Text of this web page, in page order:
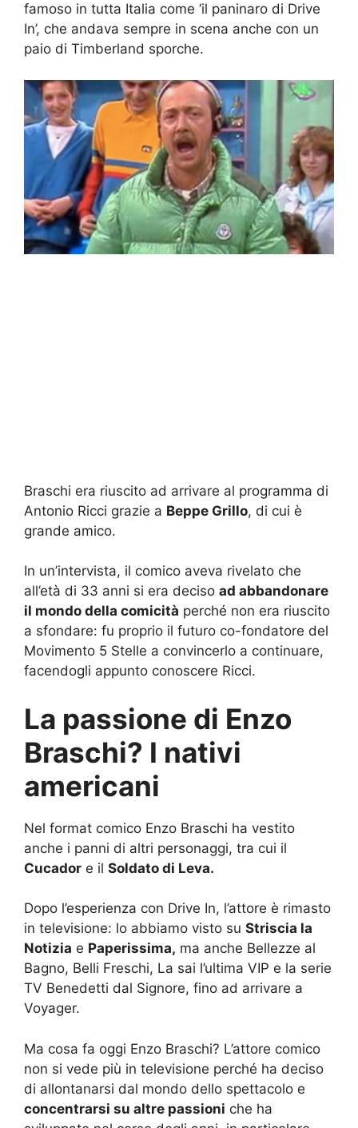
famoso in tutta Italia come ‘il paninaro di Drive
In’, che andava sempre in scena anche con un
paio di Timberland sporche.
Braschi era riuscito ad arrivare al programma di
Antonio Ricci grazie a Beppe Grillo, di cui è
grande amico.
In un’intervista, il comico aveva rivelato che
all’età di 33 anni si era deciso ad abbandonare
il mondo della comicità perché non era riuscito
a sfondare: fu proprio il futuro co-fondatore del
Movimento 5 Stelle a convincerlo a continuare,
facendogli appunto conoscere Ricci.
La passione di Enzo
Braschi? I nativi
americani
Nel format comico Enzo Braschi ha vestito
anche i panni di altri personaggi, tra cui il
Cucador e il Soldato di Leva.
Dopo l’esperienza con Drive In, l’attore è rimasto
in televisione: lo abbiamo visto su Striscia la
Notizia e Paperissima, ma anche Bellezze al
Bagno, Belli Freschi, La sai l’ultima VIP e la serie
TV Benedetti dal Signore, fino ad arrivare a
Voyager.
Ma cosa fa oggi Enzo Braschi? L’attore comico
non si vede più in televisione perché ha deciso
di allontanarsi dal mondo dello spettacolo e
concentrarsi su altre passioni che ha